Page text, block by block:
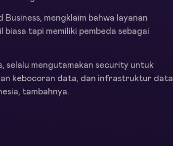
mengklaim bahwa layanan
tapi memiliki pembeda sebagai
selalu mengutamakan security untuk
kebocoran data, dan infrastruktur data
tambahnya.